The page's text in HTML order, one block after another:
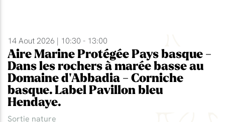
14 Aout 2026 | 10:30 - 13:00
Aire Marine Protégée Pays basque -
Dans les rochers à marée basse au
Domaine d'Abbadia - Corniche
basque. Label Pavillon bleu
Hendaye.
Sortie nature